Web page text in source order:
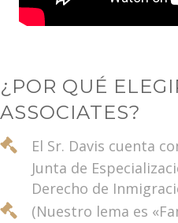
¿POR QUÉ
ASSOCIATES?
El Sr. Davis cuenta
Junta de
Derecho de
(Nuestro lema es